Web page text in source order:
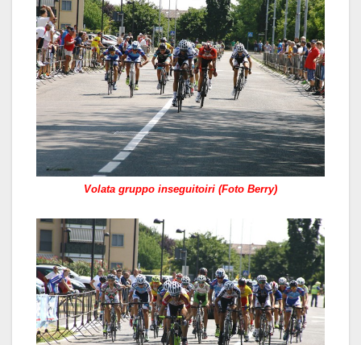
Volata gruppo inseguitoiri (Foto Berry)